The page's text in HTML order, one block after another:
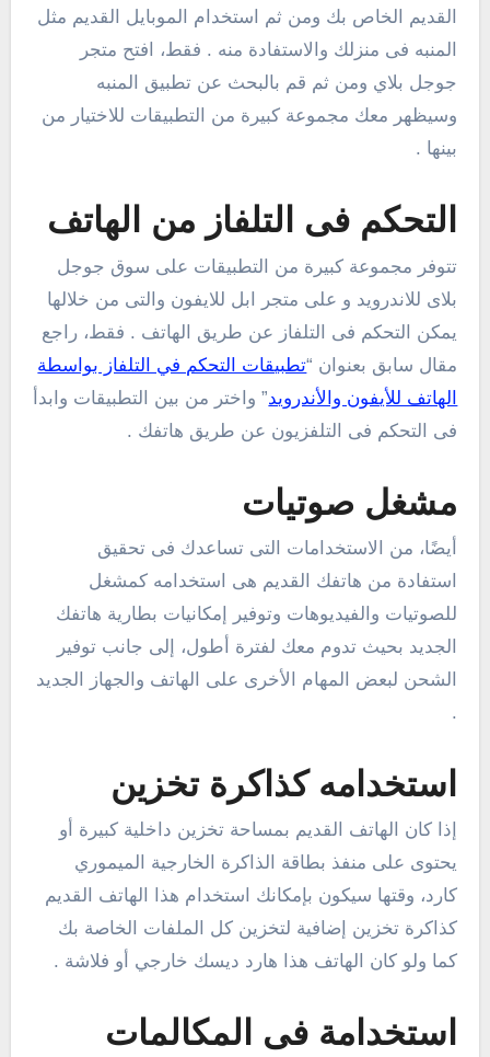
القديم الخاص بك ومن ثم استخدام الموبايل القديم مثل
المنبه فى منزلك والاستفادة منه . فقط، افتح متجر
جوجل بلاي ومن ثم قم بالبحث عن تطبيق المنبه
وسيظهر معك مجموعة كبيرة من التطبيقات للاختيار من
بينها .
التحكم فى التلفاز من الهاتف
تتوفر مجموعة كبيرة من التطبيقات على سوق جوجل
بلاى للاندرويد و على متجر ابل للايفون والتى من خلالها
يمكن التحكم فى التلفاز عن طريق الهاتف . فقط، راجع
مقال سابق بعنوان “تطبيقات التحكم في التلفاز بواسطة
الهاتف للأيفون والأندرويد” واختر من بين التطبيقات وابدأ
فى التحكم فى التلفزيون عن طريق هاتفك .
مشغل صوتيات
أيضًا، من الاستخدامات التى تساعدك فى تحقيق
استفادة من هاتفك القديم هى استخدامه كمشغل
للصوتيات والفيديوهات وتوفير إمكانيات بطارية هاتفك
الجديد بحيث تدوم معك لفترة أطول، إلى جانب توفير
الشحن لبعض المهام الأخرى على الهاتف والجهاز الجديد
.
استخدامه كذاكرة تخزين
إذا كان الهاتف القديم بمساحة تخزين داخلية كبيرة أو
يحتوى على منفذ بطاقة الذاكرة الخارجية الميموري
كارد، وقتها سيكون بإمكانك استخدام هذا الهاتف القديم
كذاكرة تخزين إضافية لتخزين كل الملفات الخاصة بك
كما ولو كان الهاتف هذا هارد ديسك خارجي أو فلاشة .
استخدامة فى المكالمات